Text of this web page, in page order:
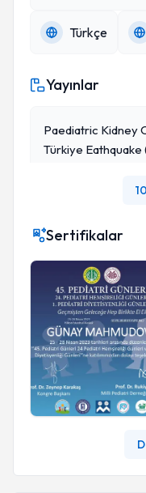
Türkçe
Yayınlar
Paediatric Kidney
Türkiye Eathquake
Sertifikalar